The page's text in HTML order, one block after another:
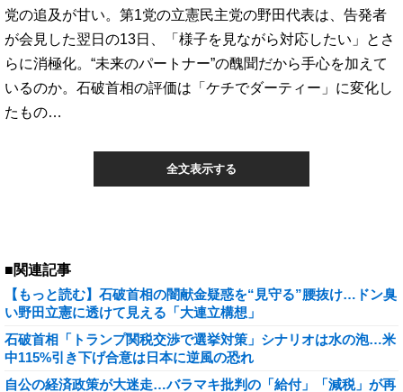
党の追及が甘い。第1党の立憲民主党の野田代表は、告発者
が会見した翌日の13日、「様子を見ながら対応したい」とさ
らに消極化。“未来のパートナー”の醜聞だから手心を加えて
いるのか。石破首相の評価は「ケチでダーティー」に変化し
たもの…
全文表示する
■関連記事
【もっと読む】石破首相の闇献金疑惑を“見守る”腰抜け…ドン臭
い野田立憲に透けて見える「大連立構想」
石破首相「トランプ関税交渉で選挙対策」シナリオは水の泡…米
中115%引き下げ合意は日本に逆風の恐れ
自公の経済政策が大迷走…バラマキ批判の「給付」「減税」が再